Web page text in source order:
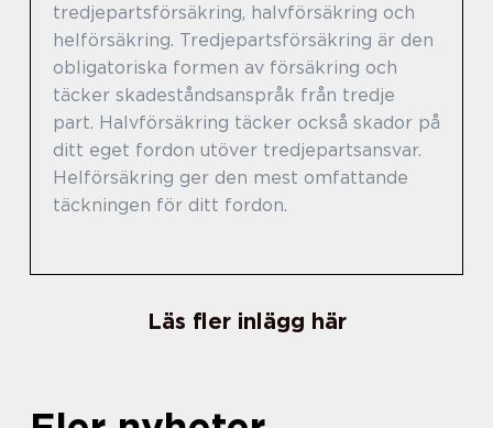
tredjepartsförsäkring, halvförsäkring och
helförsäkring. Tredjepartsförsäkring är den
obligatoriska formen av försäkring och
täcker skadeståndsanspråk från tredje
part. Halvförsäkring täcker också skador på
ditt eget fordon utöver tredjepartsansvar.
Helförsäkring ger den mest omfattande
täckningen för ditt fordon.
Läs fler inlägg här